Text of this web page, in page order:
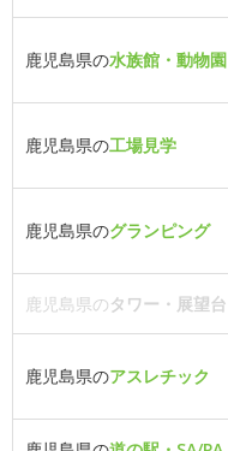
鹿児島県の水族館・動物園
鹿児島県の工場見学
鹿児島県のグランピング
鹿児島県のタワー・展望台
鹿児島県のアスレチック